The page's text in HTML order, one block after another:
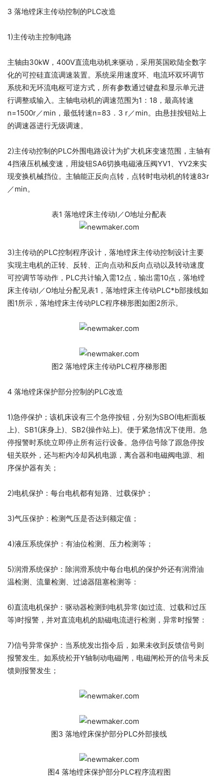
3 落地镗床主传动控制的PLC改造
1)主传动主控制电路
主轴由30kW，400V直流电动机来驱动，采用英国欧陆全数字
化的可控硅直流调速装置。系统采用速度环、电流环双环调节
系统和无环流电枢可逆方式，所有参数通过键盘和显示单元进
行调整或输入。主轴电动机的调速范围为1：18，最高转速
n=1500r／min，最低转速n=83．3 r／min。由悬挂按钮站上
的调速器进行无级调速。
2)主传动控制的PLC外围电路设计为扩大机床变速范围，主轴有
4挡液压机械变速，用旋钮SA6切换电磁液压阀YV1、YV2来实
现变换机械挡位。主轴能正反向点转，点转时电动机的转速83r
／min。
表1 落地镗床主传动I／O地址分配表
3)主传动的PLC控制程序设计，落地镗床主传动控制设计主要
实现主电机的正转、反转、正向点动和反向点动以及转动速度
可控调节等动作，PLC共计输入需12点，输出需10点，落地镗
床主传动I／O地址分配见表1，落地镗床主传动PLC*b部接线如
图1所示，落地镗床主传动PLC程序梯形图如图2所示。
图2 落地镗床主传动PLC程序梯形图
4 落地镗床保护部分控制的PLC改造
1)急停保护；该机床设有三个急停按钮，分别为SBO(电柜面板
上)、SB1(床身上)、SB2(操作站上)。便于紧急情况下使用。急
停报警时系统立即停止所有运行设备。急停信号除了跟急停按
钮关联外，还与柜内冷却风机电源，离合器和电磁阀电源、相
序保护器有关；
2)电机保护：每台电机都有短路、过载保护；
3)气压保护：检测气压是否达到额定值；
4)液压系统保护：有油位检测、压力检测等；
5)润滑系统保护：除润滑系统中每台电机的保护外还有润滑油
温检测、流量检测、过滤器阻塞检测等：
6)直流电机保护：驱动器检测到电机异常(如过流、过载和过压
等)时报警，并对直流电机的励磁电流进行检测，异常时报警：
7)信号异常保护：当系统发出指令后，如果未收到反馈信号则
报警发生。如系统松开Y轴制动电磁闸，电磁闸松开的信号未反
馈则报警发生；
图3 落地镗床保护部分PLC外部接线
图4 落地镗床保护部分PLC程序流程图